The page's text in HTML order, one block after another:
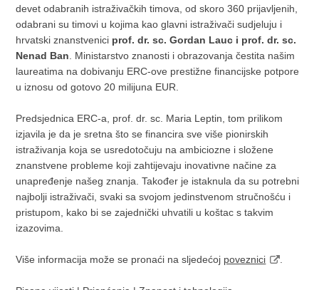
devet odabranih istraživačkih timova, od skoro 360 prijavljenih,
odabrani su timovi u kojima kao glavni istraživači sudjeluju i
hrvatski znanstvenici prof. dr. sc. Gordan Lauc i prof. dr. sc.
Nenad Ban . Ministarstvo znanosti i obrazovanja čestita našim
laureatima na dobivanju ERC-ove prestižne financijske potpore
u iznosu od gotovo 20 milijuna EUR.
Predsjednica ERC-a, prof. dr. sc. Maria Leptin, tom prilikom
izjavila je da je sretna što se financira sve više pionirskih
istraživanja koja se usredotočuju na ambiciozne i složene
znanstvene probleme koji zahtijevaju inovativne načine za
unapređenje našeg znanja. Također je istaknula da su potrebni
najbolji istraživači, svaki sa svojom jedinstvenom stručnošću i
pristupom, kako bi se zajednički uhvatili u koštac s takvim
izazovima.
Više informacija može se pronaći na sljedećoj poveznici